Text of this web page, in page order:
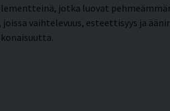
jotka luovat
vaihtelevuus, esteettisyys ja